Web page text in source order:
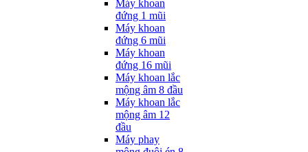
Máy khoan
đứng 1 mũi
Máy khoan
đứng 6 mũi
Máy khoan
đứng 16 mũi
Máy khoan lắc
mộng âm 8 đầu
Máy khoan lắc
mộng âm 12
đầu
Máy phay